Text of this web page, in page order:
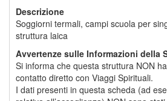
Descrizione
Soggiorni termali, campi scuola per
struttura laica
Avvertenze sulle Informazioni della
Si informa che questa struttura NON
contatto diretto con Viaggi Spirituali.
I dati presenti in questa scheda (ad